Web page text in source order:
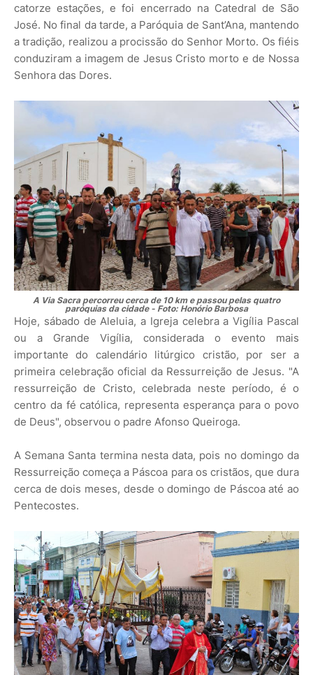
catorze estações, e foi encerrado na Catedral de São
José. No final da tarde, a Paróquia de Sant’Ana, mantendo
a tradição, realizou a procissão do Senhor Morto. Os fiéis
conduziram a imagem de Jesus Cristo morto e de Nossa
Senhora das Dores.
A Via Sacra percorreu cerca de 10 km e passou pelas quatro
paróquias da cidade - Foto: Honório Barbosa
Hoje, sábado de Aleluia, a Igreja celebra a Vigília Pascal
ou a Grande Vigília, considerada o evento mais
importante do calendário litúrgico cristão, por ser a
primeira celebração oficial da Ressurreição de Jesus. "A
ressurreição de Cristo, celebrada neste período, é o
centro da fé católica, representa esperança para o povo
de Deus", observou o padre Afonso Queiroga.
A Semana Santa termina nesta data, pois no domingo da
Ressurreição começa a Páscoa para os cristãos, que dura
cerca de dois meses, desde o domingo de Páscoa até ao
Pentecostes.